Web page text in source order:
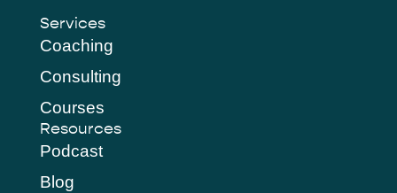
Services
Coaching
Consulting
Courses
Resources
Podcast
Blog